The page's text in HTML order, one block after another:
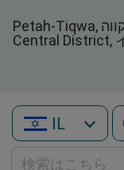
Petah-Tiqwa, נפת פתח תקווה, 中央地区 (イスラエル),
Central District,
IL